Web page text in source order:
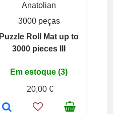
Anatolian
3000 peças
Puzzle Roll Mat up to
3000 pieces III
Em estoque (3)
20,00 €